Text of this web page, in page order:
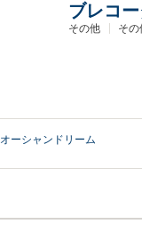
ブレコ
その他 その
オーシャンドリーム